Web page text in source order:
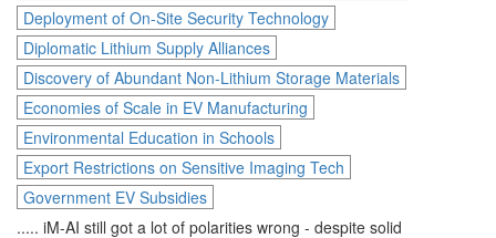
Deployment of On-Site Security Technology
Diplomatic Lithium Supply Alliances
Discovery of Abundant Non-Lithium Storage Materials
Economies of Scale in EV Manufacturing
Environmental Education in Schools
Export Restrictions on Sensitive Imaging Tech
Government EV Subsidies
..... iM-AI still got a lot of polarities wrong - despite solid